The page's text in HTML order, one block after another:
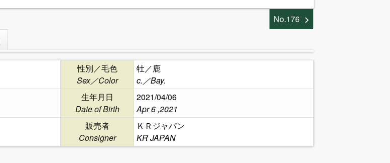
No.176
性別／毛色
Sex／Color
牡／鹿
c.／Bay.
生年月日
Date of Birth
2021/04/06
Apr 6 ,2021
販売者
Consigner
ＫＲジャパン
KR JAPAN